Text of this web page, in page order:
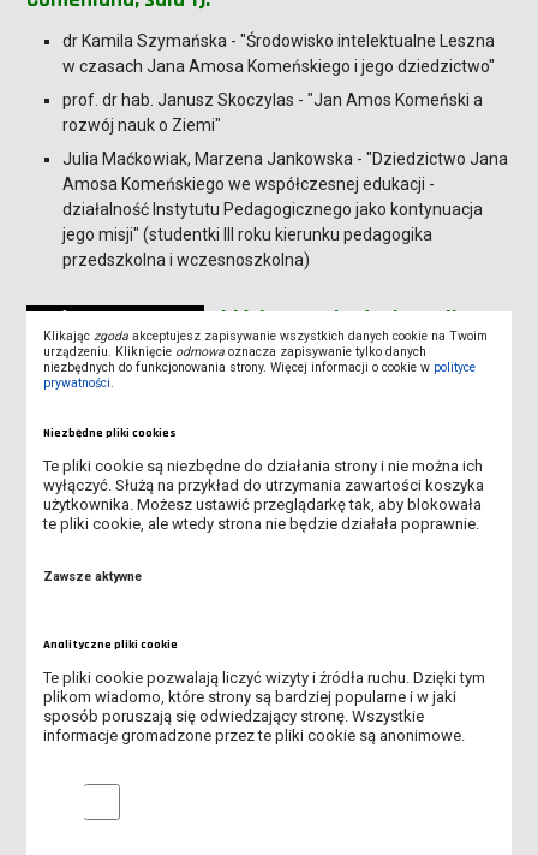
dr Kamila Szymańska - "Środowisko intelektualne Leszna
w czasach Jana Amosa Komeńskiego i jego dziedzictwo"
prof. dr hab. Janusz Skoczylas - "Jan Amos Komeński a
rozwój nauk o Ziemi"
Julia Maćkowiak, Marzena Jankowska - "Dziedzictwo Jana
Amosa Komeńskiego we współczesnej edukacji -
działalność Instytutu Pedagogicznego jako kontynuacja
jego misji" (studentki III roku kierunku pedagogika
przedszkolna i wczesnoszkolna)
godz. 11:45 - 12:00Zbiórka przy budynku Auli
Comeniana i wspólne przejście pod pomnik Jana
Amosa Komeńskiego
godz. 12:00 - 12:30
pomniku Jana Amosa Komeńskiego oraz
"Refleksja przy Růžovým paloučku”
godz. 12:30 Otwarcie pikniku z okazji Dnia
godz. 12:30Bieg/marsz akademicki Jana Amosa
Komeńskiego wokół Uczelni
Start i meta będzie się znajdować przy pomniku Jana Amosa
Klikając zgoda akceptujesz zapisywanie wszystkich danych cookie na Twoim
urządzeniu. Kliknięcie odmowa oznacza zapisywanie tylko danych
niezbędnych do funkcjonowania strony. Więcej informacji o cookie w polityce
prywatności
Niezbędne pliki cookies
Te pliki cookie są niezbędne do działania strony i nie można ich
wyłączyć. Służą na przykład do utrzymania zawartości koszyka
użytkownika. Możesz ustawić przeglądarkę tak, aby blokowała
te pliki cookie, ale wtedy strona nie będzie działała poprawnie.
Zawsze aktywne
Analityczne pliki cookie
Te pliki cookie pozwalają liczyć wizyty i źródła ruchu. Dzięki tym
plikom wiadomo, które strony są bardziej popularne i w jaki
sposób poruszają się odwiedzający stronę. Wszystkie
informacje gromadzone przez te pliki cookie są anonimowe.
Analityczne pliki cookie